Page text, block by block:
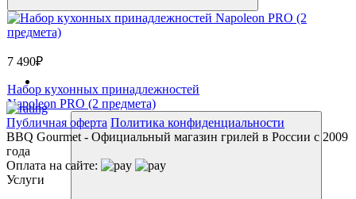
7 490₽
Набор кухонных принадлежностей
Napoleon PRO (2 предмета)
Публичная оферта Политика конфиденциальности
BBQ Gourmet - Официальный магазин грилей в России с 2009
года
Оплата на сайте:
Услуги